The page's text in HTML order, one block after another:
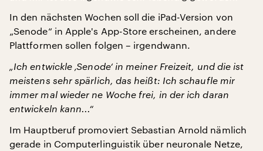
In den nächsten Wochen soll die iPad-Version von
„Senode“ in Apple's App-Store erscheinen, andere
Plattformen sollen folgen – irgendwann.
„Ich entwickle ‚Senode‘ in meiner Freizeit, und die ist
meistens sehr spärlich, das heißt: Ich schaufle mir
immer mal wieder ne Woche frei, in der ich daran
entwickeln kann...“
Im Hauptberuf promoviert Sebastian Arnold nämlich
gerade in Computerlinguistik über neuronale Netze,